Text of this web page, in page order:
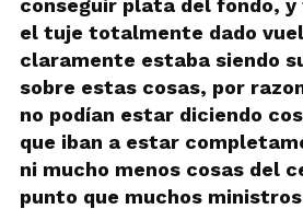
conseguir plata del fondo,
el tuje totalmente dado
claramente estaba siendo
sobre estas cosas, por
no podían estar diciendo
que iban a estar
ni mucho menos cosas del
punto que muchos